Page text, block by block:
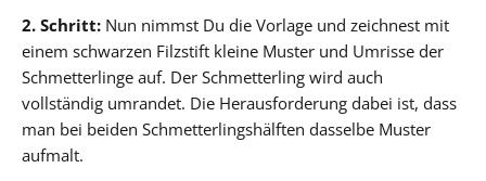
2. Schritt: Nun nimmst Du die Vorlage und zeichnest mit
einem schwarzen Filzstift kleine Muster und Umrisse der
Schmetterlinge auf. Der Schmetterling wird auch
vollständig umrandet. Die Herausforderung dabei ist, dass
man bei beiden Schmetterlingshälften dasselbe Muster
aufmalt.